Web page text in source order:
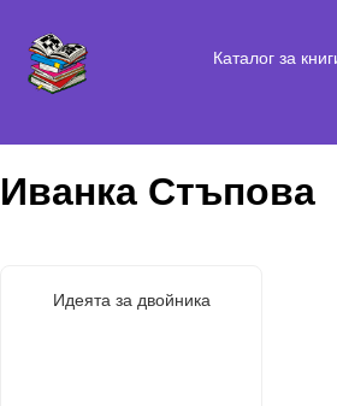
Каталог за
Иванка Стъпова
Идеята за двойника